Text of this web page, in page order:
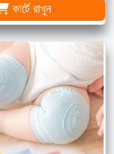
কার্টে রাখুন